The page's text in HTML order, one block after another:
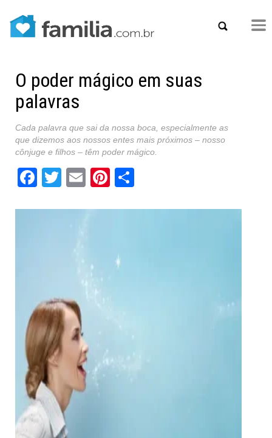
O poder mágico em suas
palavras
Cada palavra que sai da nossa boca, especialmente as
que dizemos aos nossos entes mais próximos – nosso
cônjuge e filhos – têm poder mágico.
Facebook
Twitter
EmailPinterest